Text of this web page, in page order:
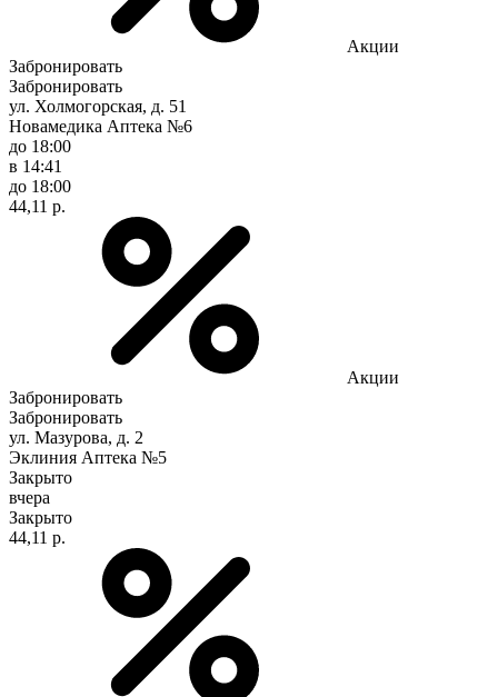
Акции
Забронировать
Забронировать
ул. Холмогорская, д. 51
Новамедика Аптека №6
до 18:00
в 14:41
до 18:00
44,11 р.
Акции
Забронировать
Забронировать
ул. Мазурова, д. 2
Эклиния Аптека №5
Закрыто
вчера
Закрыто
44,11 р.